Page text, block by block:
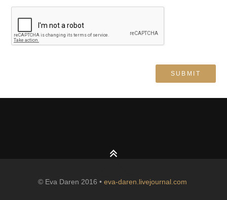
© Eva Daren 2016 • eva-daren.livejournal.com